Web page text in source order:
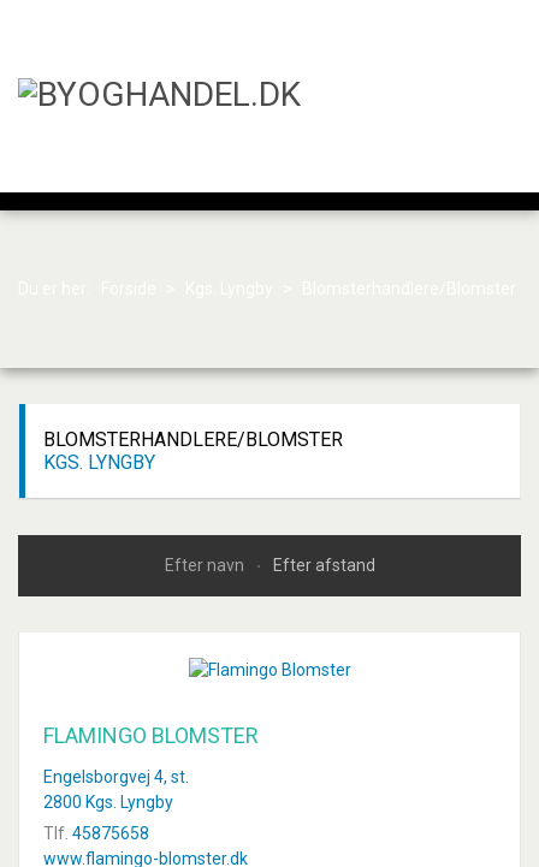
BLOMSTERHANDLERE/BLOMSTER
KGS. LYNGBY
Efter navn Efter afstand
FLAMINGO BLOMSTER
Engelsborgvej 4, st.
2800 Kgs. Lyngby
Tlf. 45875658
www.flamingo-blomster.dk